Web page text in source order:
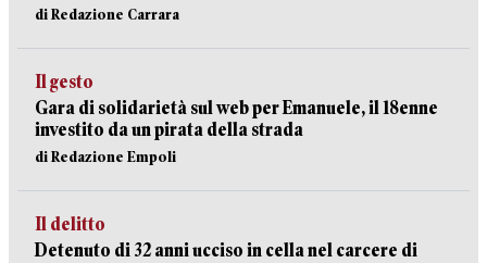
di Redazione Carrara
Il gesto
Gara di solidarietà sul web per Emanuele, il 18enne
investito da un pirata della strada
di Redazione Empoli
Il delitto
Detenuto di 32 anni ucciso in cella nel carcere di